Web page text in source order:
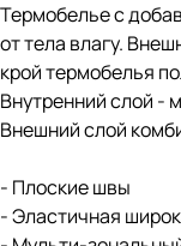
Термобелье с
от тела влагу.
крой термобелья
Внутренний слой -
Внешний слой
- Плоские швы
- Эластичная